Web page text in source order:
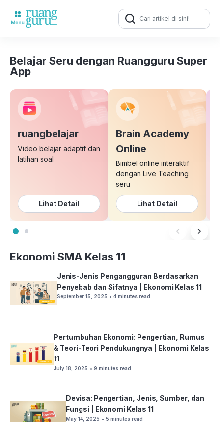
Search
for:
Belajar Seru dengan Ruangguru Super
App
ruangbelajar
Video belajar adaptif dan
latihan soal
Lihat Detail
Brain Academy
Online
Bimbel online interaktif
dengan Live Teaching
seru
Lihat Detail
Ekonomi SMA Kelas 11
Jenis-Jenis Pengangguran Berdasarkan
Penyebab dan Sifatnya | Ekonomi Kelas 11
September 15, 2025 • 4 minutes read
Pertumbuhan Ekonomi: Pengertian, Rumus
& Teori-Teori Pendukungnya | Ekonomi Kelas
11
July 18, 2025 • 9 minutes read
Devisa: Pengertian, Jenis, Sumber, dan
Fungsi | Ekonomi Kelas 11
May 14, 2025 • 5 minutes read